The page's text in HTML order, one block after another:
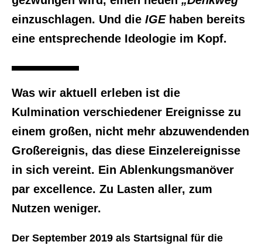
einzuschlagen. Und die IGEhaben bereits
eine entsprechende Ideologie im Kopf.
Was wir aktuell erleben ist die
Kulmination verschiedener Ereignisse zu
einem großen, nicht mehr abzuwendenden
Großereignis, das diese Einzelereignisse
in sich vereint. Ein Ablenkungsmanöver
par excellence. Zu Lasten aller, zum
Nutzen weniger.
Der September 2019 als Startsignal für die